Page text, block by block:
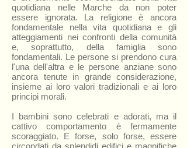
quotidiana nelle Marche da non poter
essere ignorata. La religione è ancora
fondamentale nella vita quotidiana e gli
atteggiamenti nei confronti della comunità
e, soprattutto, della famiglia sono
fondamentali. Le persone si prendono cura
l'una dell'altra e le persone anziane sono
ancora tenute in grande considerazione,
insieme ai loro valori tradizionali e ai loro
principi morali.
I bambini sono celebrati e adorati, ma il
cattivo comportamento è fermamente
scoraggiato. E forse, solo forse, essere
circondati da splendidi edifici e magnifiche